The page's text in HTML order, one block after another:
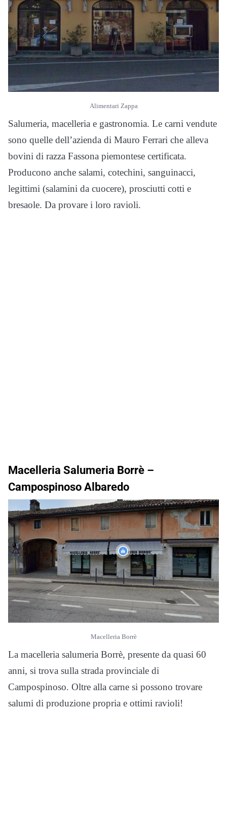
Alimentari Zappa
Salumeria, macelleria e gastronomia. Le carni vendute
sono quelle dell’azienda di Mauro Ferrari che alleva
bovini di razza Fassona piemontese certificata.
Producono anche salami, cotechini, sanguinacci,
legittimi (salamini da cuocere), prosciutti cotti e
bresaole. Da provare i loro ravioli.
Macelleria Salumeria Borrè –
Campospinoso Albaredo
Macelleria Borrè
La macelleria salumeria Borrè, presente da quasi 60
anni, si trova sulla strada provinciale di
Campospinoso. Oltre alla carne si possono trovare
salumi di produzione propria e ottimi ravioli!